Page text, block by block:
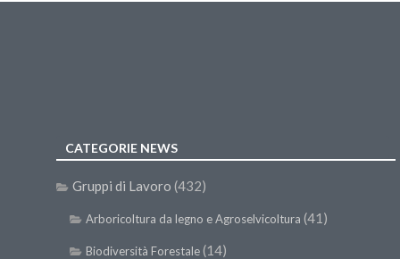
una
CATEGORIE NEWS
Gruppi di Lavoro (432)
Arboricoltura da legno e Agroselvicoltura (41)
Biodiversità Forestale(14)